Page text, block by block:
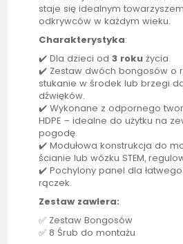
staje się idealnym
odkrywców w każdym wieku.
Charakterystyka:
✔️ Dla dzieci od3 roku życia
✔️ Zestaw dwóch bongosów o
stukanie w środek lub brzegi
dźwięków.
✔️ Wykonane z odpornego
HDPE – idealne do użytku na
pogodę.
✔️ Modułowa konstrukcja do
ścianie lub wózku STEM,
✔️ Pochylony panel dla
rączek.
Zestaw zawiera:
✅ Zestaw Bongosów
✅ 8 Śrub do montażu